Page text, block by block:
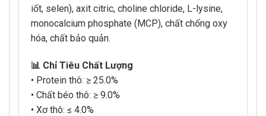
iốt, selen), axit citric, choline chloride, L-lysine,
monocalcium phosphate (MCP), chất chống oxy
hóa, chất bảo quản.
📊 Chỉ Tiêu Chất Lượng
• Protein thô: ≥ 25.0%
• Chất béo thô: ≥ 9.0%
• Xơ thô: ≤ 4.0%